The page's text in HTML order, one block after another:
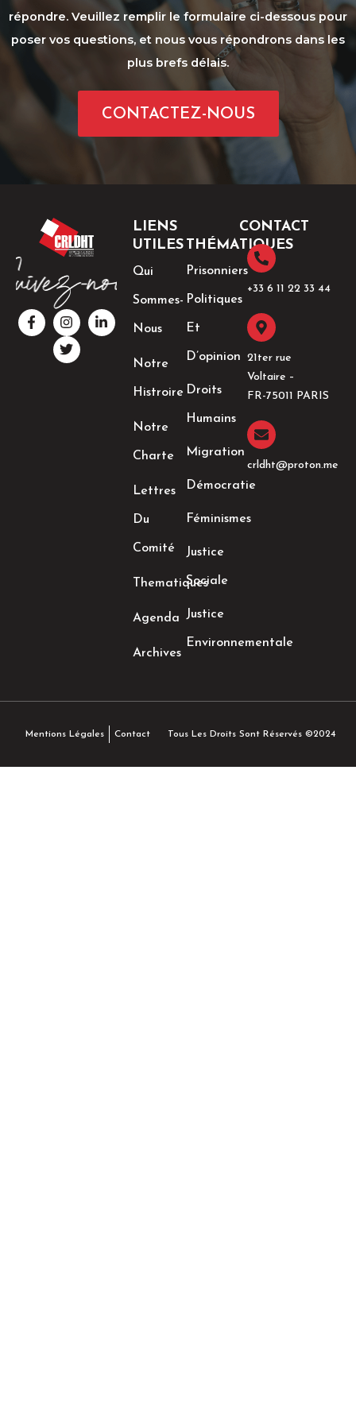
répondre. Veuillez remplir le formulaire ci-dessous pour
poser vos questions, et nous vous répondrons dans les
plus brefs délais.
CONTACTEZ-NOUS
F
a
c
I
n
s
t
a
L
i
n
T
w
i
t
t
LIENS
UTILES
Qui
Sommes-
Nous
Notre
Histroire
Notre
Charte
Lettres
Du
Comité
Thematiques
Agenda
Archives
THÉMATIQUES
Prisonniers
Politiques
Et
D’opinion
Droits
Humains
Migration
Démocratie
Féminismes
Justice
Sociale
Justice
Environnementale
CONTACT
+33 6 11 22 33 44​
21ter rue
Voltaire –
FR-75011 PARIS
crldht@proton.me
Mentions Légales Contact Tous Les Droits Sont Réservés ©2024